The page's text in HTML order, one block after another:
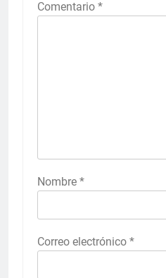
Comentario *
Nombre *
Correo electrónico *